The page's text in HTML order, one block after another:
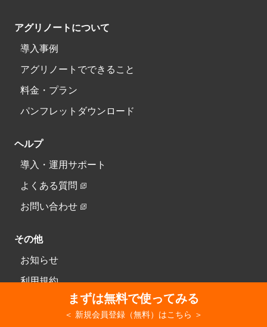
アグリノートについて
導入事例
アグリノートでできること
料金・プラン
パンフレットダウンロード
ヘルプ
導入・運用サポート
よくある質問
お問い合わせ
その他
お知らせ
利用規約
特定商取引法に基づく表記
プライバシーポリシー
まずは無料で使ってみる
＜ 新規会員登録（無料）はこちら ＞